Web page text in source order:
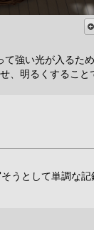
て強い光が入る
、明るくすること
うとして単調な